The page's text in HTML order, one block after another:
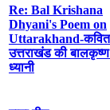
Re: Bal Krishana
Dhyani's Poem on
Uttarakhand-
उत्तराखंड की
ध्यानी